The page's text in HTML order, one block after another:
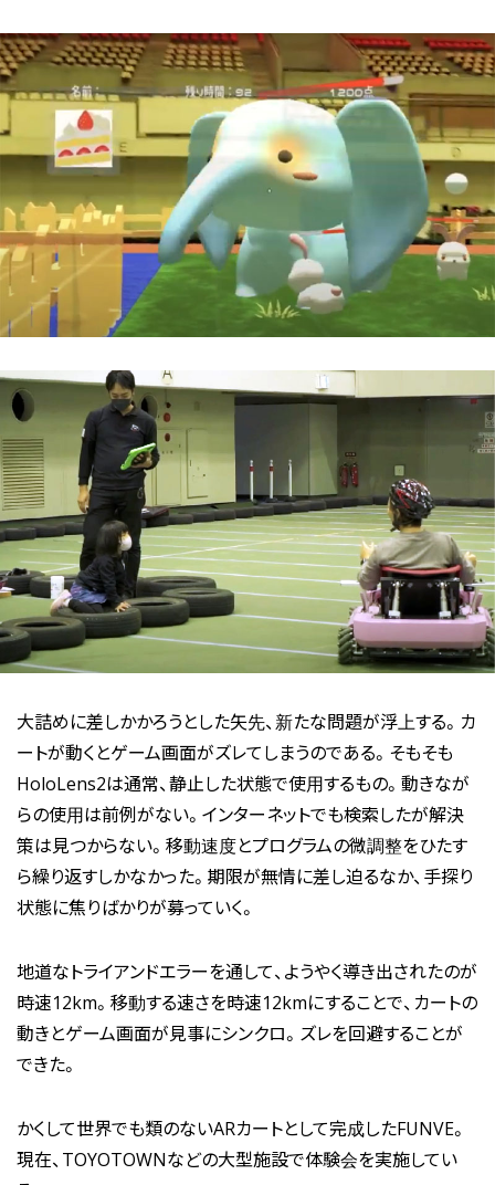
大詰めに差しかかろうとした矢先、新たな問題が浮上する。カ
ートが動くとゲーム画面がズレてしまうのである。そもそも
HoloLens2は通常、静止した状態で使用するもの。動きなが
らの使用は前例がない。インターネットでも検索したが解決
策は見つからない。移動速度とプログラムの微調整をひたす
ら繰り返すしかなかった。期限が無情に差し迫るなか、手探り
状態に焦りばかりが募っていく。
地道なトライアンドエラーを通して、ようやく導き出されたのが
時速12km。移動する速さを時速12kmにすることで、カートの
動きとゲーム画面が見事にシンクロ。ズレを回避することが
できた。
かくして世界でも類のないARカートとして完成したFUNVE。
現在、TOYOTOWNなどの大型施設で体験会を実施してい